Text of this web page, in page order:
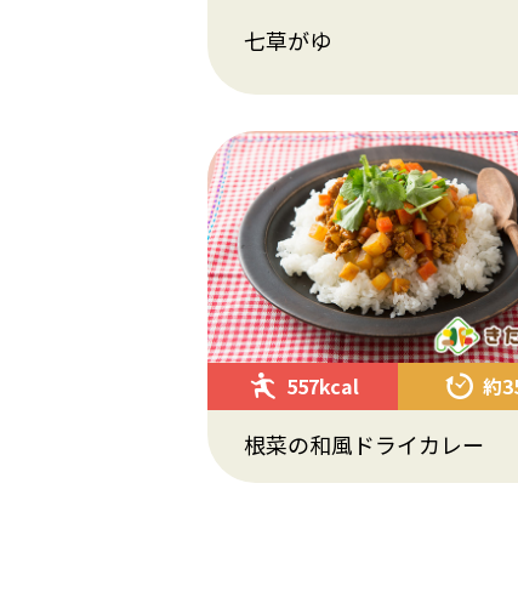
七草がゆ
557kcal 約
根菜の和風ドライカレー